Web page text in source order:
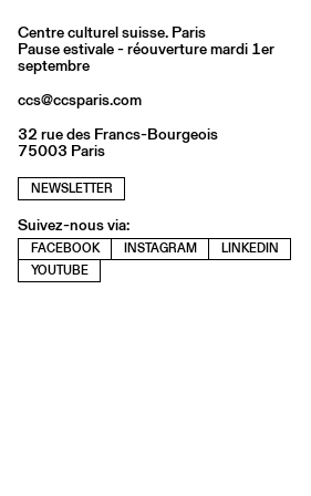
Centre culturel suisse. Paris
Pause estivale - réouverture mardi 1er
septembre
ccs@ccsparis.com
32 rue des Francs-Bourgeois
75003 Paris
NEWSLETTER
Suivez-nous via:
FACEBOOK INSTAGRAM
LINKEDIN
YOUTUBE